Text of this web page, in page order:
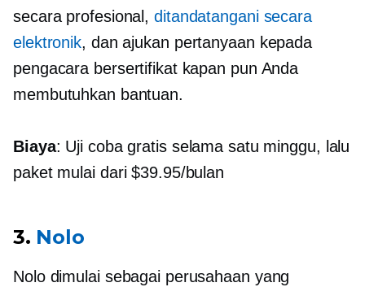
secara profesional, ditandatangani secara
elektronik, dan ajukan pertanyaan kepada
pengacara bersertifikat kapan pun Anda
membutuhkan bantuan.
Biaya: Uji coba gratis selama satu minggu, lalu
paket mulai dari $39.95/bulan
3. Nolo
Nolo dimulai sebagai perusahaan yang